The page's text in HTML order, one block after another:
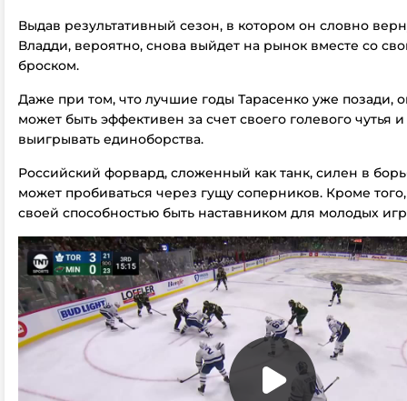
Выдав результативный сезон, в котором он словно
Владди, вероятно, снова выйдет на рынок вместе со
броском.
Даже при том, что лучшие годы Тарасенко уже позади,
может быть эффективен за счет своего голевого чутья
выигрывать единоборства.
Российский форвард, сложенный как танк, силен в
может пробиваться через гущу соперников. Кроме
своей способностью быть наставником для молодых